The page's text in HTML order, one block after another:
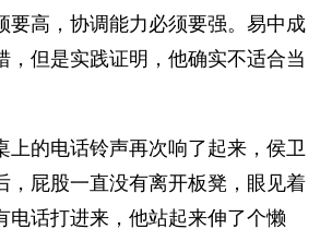
要高，协调能力必须要强。易中成
，但是实践证明，他确实不适合当
上的电话铃声再次响了起来，侯卫
，屁股一直没有离开板凳，眼见着
电话打进来，他站起来伸了个懒